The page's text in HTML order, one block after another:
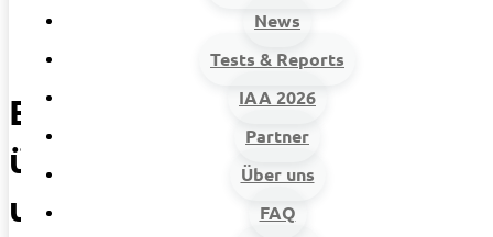
News
Tests & Reports
IAA 2026
Partner
Über uns
FAQ
Experten-Vorstellung: Alles
über Renault Trafic E-Tech
und Co.